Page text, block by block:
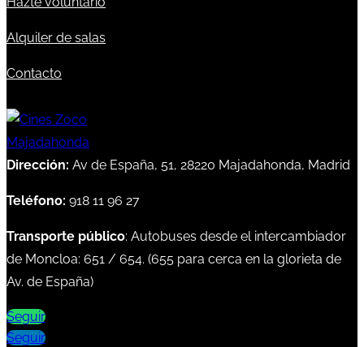
Alquiler de salas
Contacto
Dirección: Av de España, 51, 28220 Majadahonda, Madrid
Teléfono: 918 11 96 27
Transporte público: Autobuses desde el intercambiador
de Moncloa: 651 / 654. (655 para cerca en la glorieta de
Av. de España)
Seguir
Seguir